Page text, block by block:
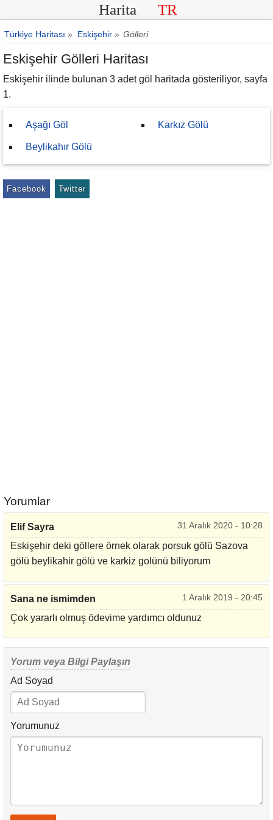
Harita TR
Türkiye Haritası » Eskişehir » Gölleri
Eskişehir Gölleri Haritası
Eskişehir ilinde bulunan 3 adet göl haritada gösteriliyor, sayfa
1.
Aşağı Göl
Beylikahır Gölü
Karkız Gölü
Facebook Twitter
Yorumlar
Elif Sayra 31 Aralık 2020 - 10:28
Eskişehir deki göllere örnek olarak porsuk gölü Sazova
gölü beylikahir gölü ve karkiz golünü biliyorum
Sana ne ismimden 1 Aralık 2019 - 20:45
Çok yararlı olmuş ödevime yardımcı oldunuz
Yorum veya Bilgi Paylaşın
Ad Soyad
Yorumunuz